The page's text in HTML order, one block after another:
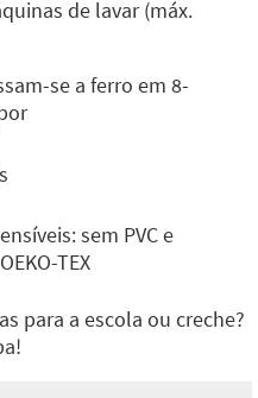
de lavar (máx.
se a ferro em 8-
sem PVC e
TEX
para a escola ou creche?